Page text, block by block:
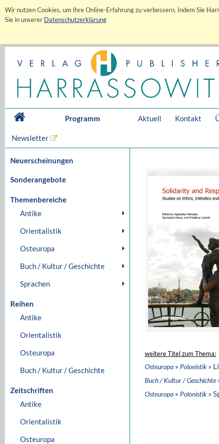
Wir nutzen Cookies, um Ihre Online-Erfahrung zu verbessern. Indem Sie
Sie in unserer Datenschutzerklärung
Programm Aktuell Kontakt
Newsletter
Neuerscheinungen
Sonderangebote
Themenbereiche
Antike
Orientalistik
Osteuropa
Buch / Kultur / Geschichte
Sprachen
Reihen
Antike
Orientalistik
Osteuropa
Buch / Kultur / Geschichte
Zeitschriften
Antike
Orientalistik
Osteuropa
weitere Titel zum Thema:
Osteuropa » Polonistik »
Buch / Kultur / Geschichte
Osteuropa » Polonistik »